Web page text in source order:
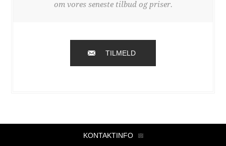
om vores seneste tilbud og priser.
TILMELD
KONTAKTINFO